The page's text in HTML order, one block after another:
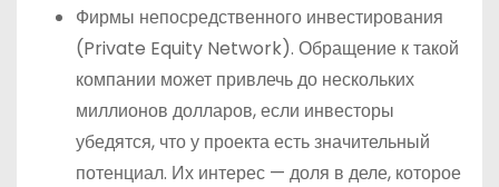
Фирмы непосредственного инвестирования
(Private Equity Network). Обращение к такой
компании может привлечь до нескольких
миллионов долларов, если инвесторы
убедятся, что у проекта есть значительный
потенциал. Их интерес — доля в деле, которое